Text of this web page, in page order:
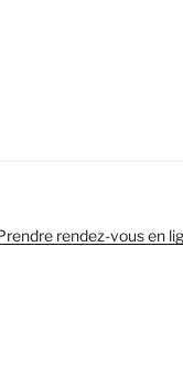
rendez-vous en